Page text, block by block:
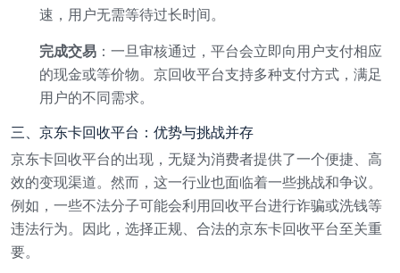
速，用户无需等待过长时间。
完成交易 ：一旦审核通过，平台会立即向用户支付相应
的现金或等价物。京回收平台支持多种支付方式，满足
用户的不同需求。
三、京东卡回收平台：优势与挑战并存
京东卡回收平台的出现，无疑为消费者提供了一个便捷、高
效的变现渠道。然而，这一行业也面临着一些挑战和争议。
例如，一些不法分子可能会利用回收平台进行诈骗或洗钱等
违法行为。因此，选择正规、合法的京东卡回收平台至关重
要。